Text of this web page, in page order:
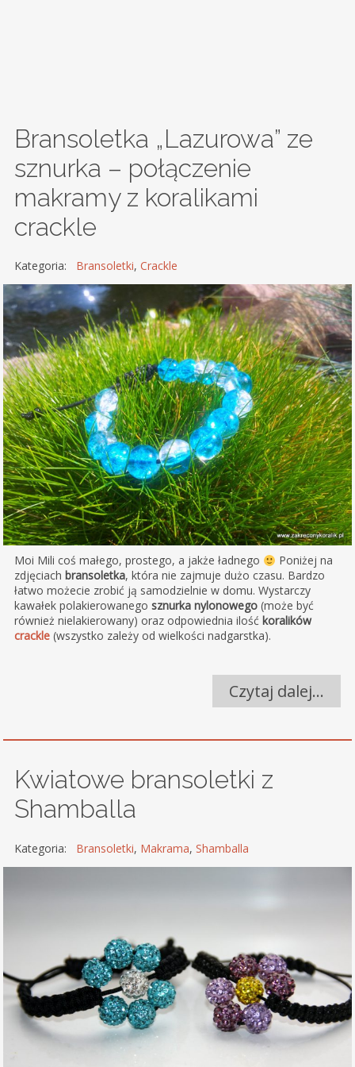
Bransoletka „Lazurowa” ze
sznurka – połączenie
makramy z koralikami
crackle
Kategoria: Bransoletki, Crackle
Moi Mili coś małego, prostego, a jakże ładnego
Poniżej na
zdjęciach bransoletka, która nie zajmuje dużo czasu. Bardzo
łatwo możecie zrobić ją samodzielnie w domu. Wystarczy
kawałek polakierowanego sznurka nylonowego(może być
również nielakierowany) oraz odpowiednia ilość koralików
crackle(wszystko zależy od wielkości nadgarstka).
Czytaj dalej…
Kwiatowe bransoletki z
Shamballa
Kategoria: Bransoletki, Makrama, Shamballa